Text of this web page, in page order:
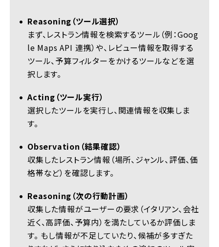
Reasoning（ツール選択）
まず、レストラン情報を検索するツール（例：Goog
le Maps API 連携）や、レビュー情報を取得する
ツール、予算フィルターをかけるツールなどを選
択します。
Acting（ツール実行）
選択したツールを実行し、関連情報を収集しま
す。
Observation（結果確認）
収集したレストラン情報（場所、ジャンル、評価、価
格帯など）を確認します。
Reasoning（次の行動計画）
収集した情報がユーザーの要求（イタリアン、会社
近く、高評価、予算内）を満たしているか評価しま
す。 もし情報が不足していたり、候補が多すぎた